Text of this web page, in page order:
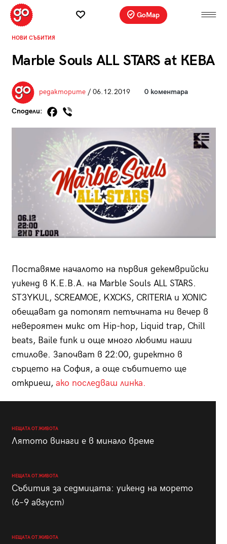
GoMap
НОВИ СЪБИТИЯ
Marble Souls ALL STARS at КЕВА
редакторите/ 06.12.2019 0 коментара
Сподели:
Поставяме началото на първия декемврийски
уикенд в К.Е.В.А. на Marble Souls ALL STARS.
ST3YKUL, SCREAMOE, KXCKS, CRITERIA и XONIC
обещават да потопят петъчната ни вечер в
невероятен микс от Hip-hop, Liquid trap, Chill
beats, Baile funk и още много любими наши
стилове. Започват в 22:00, директно в
сърцето на София, а още събитието ще
откриеш, ако последваш линка.
НЕЩАТА ОТ ЖИВОТА
Лятото винаги е в минало време
НЕЩАТА ОТ ЖИВОТА
Събития за седмицата: уикенд на морето
(6–9 август)
НЕЩАТА ОТ ЖИВОТА